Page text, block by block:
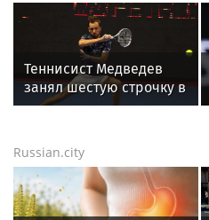
Торонто
Теннисист Медведев
занял шестую строчку в
рейтинге ATP
Russian.city